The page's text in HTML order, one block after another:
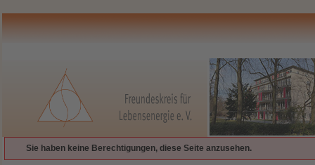
Sie haben keine Berechtigungen, diese Seite anzusehen.